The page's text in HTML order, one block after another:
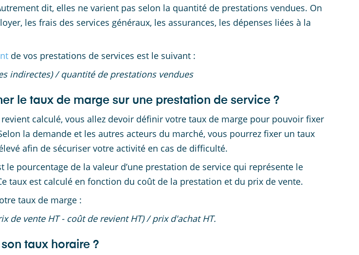
dit, elles ne varient pas selon la quantité de prestations vendues. On
les frais des services généraux, les assurances, les dépenses liées à la
de vos prestations de services est le suivant :
indirectes) / quantité de prestations vendues
le taux de marge sur une prestation de service ?
calculé, vous allez devoir définir votre taux de marge pour pouvoir fixer
la demande et les autres acteurs du marché, vous pourrez fixer un taux
afin de sécuriser votre activité en cas de difficulté.
le pourcentage de la valeur d’une prestation de service qui représente le
taux est calculé en fonction du coût de la prestation et du prix de vente.
taux de marge :
de vente HT - coût de revient HT) / prix d'achat HT.
taux horaire ?